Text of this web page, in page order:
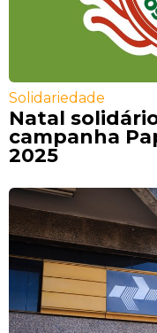
Solidariedade
Natal
campanha
2025